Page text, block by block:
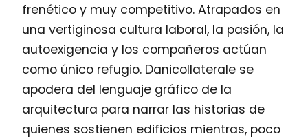
frenético y muy competitivo. Atrapados en
una vertiginosa cultura laboral, la pasión, la
autoexigencia y los compañeros actúan
como único refugio. Danicollaterale se
apodera del lenguaje gráfico de la
arquitectura para narrar las historias de
quienes sostienen edificios mientras, poco